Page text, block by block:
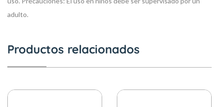
adulto.
Productos relacionados